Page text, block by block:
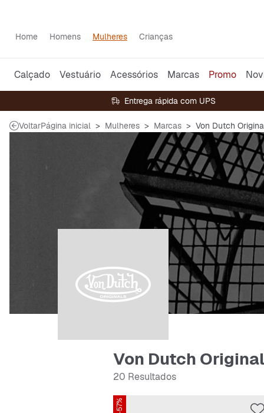
Home Homens Mulheres Crianças
Calçado Vestuário Acessórios Marcas Promo
Entrega rápida com UPS
VoltarPágina inicial Mulheres Marcas Von Dutch
Von Dutch
20 Resultados
-57%